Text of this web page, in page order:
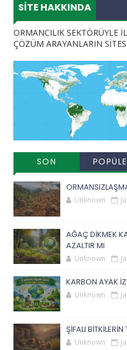
SITE HAKKINDA
ORMANCILIK SEKTÖRÜYLE
ÇÖZÜM ARAYANLARIN
SON
EKLENENLER
Unknown
AĞAÇ DİKMEK
AZALTIR MI
Unknown
KARBON AYAK
Unknown
ŞİFALI
Unknown